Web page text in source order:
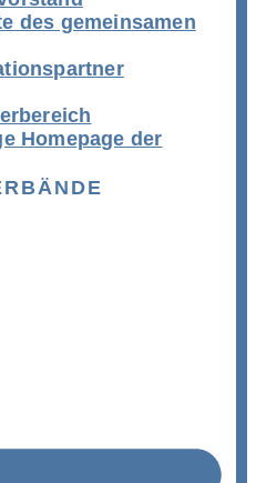
des gemeinsamen
Homepage der